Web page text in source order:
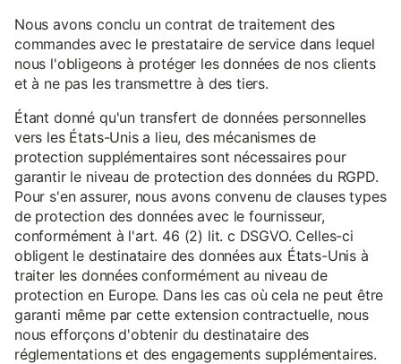
Nous avons conclu un contrat de traitement des
commandes avec le prestataire de service dans lequel
nous l'obligeons à protéger les données de nos clients
et à ne pas les transmettre à des tiers.
Étant donné qu'un transfert de données personnelles
vers les États-Unis a lieu, des mécanismes de
protection supplémentaires sont nécessaires pour
garantir le niveau de protection des données du RGPD.
Pour s'en assurer, nous avons convenu de clauses types
de protection des données avec le fournisseur,
conformément à l'art. 46 (2) lit. c DSGVO. Celles-ci
obligent le destinataire des données aux États-Unis à
traiter les données conformément au niveau de
protection en Europe. Dans les cas où cela ne peut être
garanti même par cette extension contractuelle, nous
nous efforçons d'obtenir du destinataire des
réglementations et des engagements supplémentaires.